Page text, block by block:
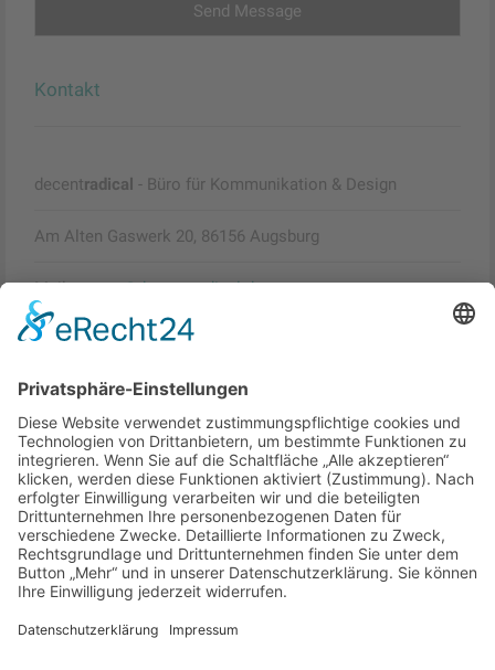
Kontakt
decentradical - Büro für Kommunikation & Design
Am Alten Gaswerk 20, 86156 Augsburg
Mail:roman@decent-radical.de
Tel:0821 – 45 56 05 54
Datenschutz *
Ich stimme zu, dass meine Angaben aus dem
Kontaktformular zur Beantwortung meiner Anfrage
erhoben und verarbeitet werden. Die Daten werden nach
abgeschlossener Bearbeitung Ihrer Anfrage gelöscht.
Hinweis:
Sie können Ihre Einwilligung jederzeit für die Zukunft per
E-Mail anroman@decent-radical.dewiderrufen.
Detaillierte Informationen zum Umgang mit Nutzerdaten
finden Sie in derDatenschutzerklärung